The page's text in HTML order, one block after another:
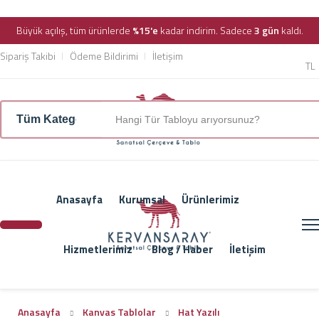
Büyük açılış, tüm ürünlerde %15'e kadar indirim. Sadece3 gün kaldı.
Sipariş Takibi
Ödeme Bildirimi İletişim
TL
Anasayfa Kurumsal Ürünlerimiz
Hizmetlerimiz Blog / Haber İletişim
Anasayfa Kanvas Tablolar Hat Yazılı